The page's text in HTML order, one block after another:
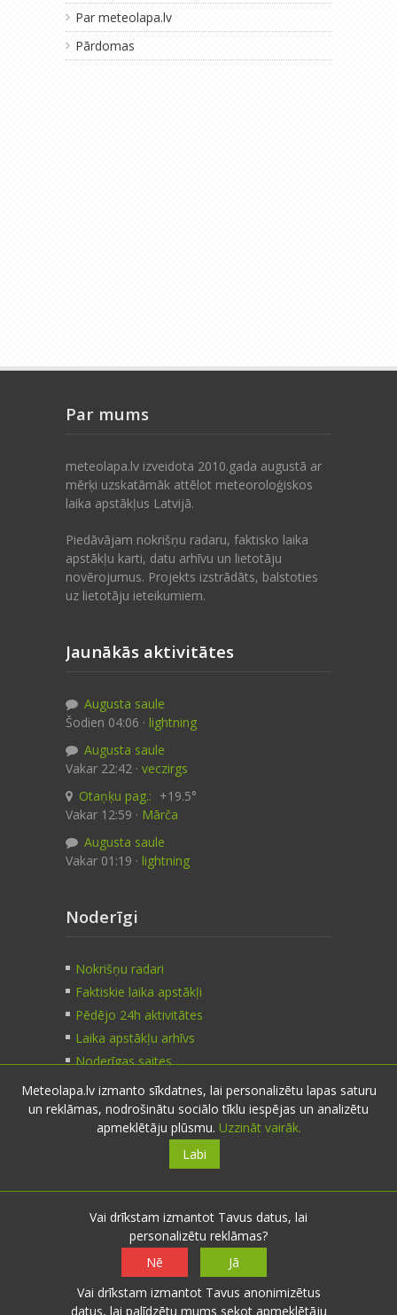
Par meteolapa.lv
Pārdomas
Par mums
meteolapa.lv izveidota 2010.gada augustā ar
mērķi uzskatāmāk attēlot meteoroloģiskos
laika apstākļus Latvijā.
Piedāvājam nokrišņu radaru, faktisko laika
apstākļu karti, datu arhīvu un lietotāju
novērojumus. Projekts izstrādāts, balstoties
uz lietotāju ieteikumiem.
Jaunākās aktivitātes
Augusta saule
Šodien 04:06 · lightning
Augusta saule
Vakar 22:42 · veczirgs
Otaņķu pag.: +19.5°
Vakar 12:59 · Mārča
Augusta saule
Vakar 01:19 · lightning
Noderīgi
Nokrišņu radari
Faktiskie laika apstākļi
Pēdējo 24h aktivitātes
Laika apstākļu arhīvs
Noderīgas saites
Kontakti
nosūti ziņu
Seko mums
Meteolapa.lv izmanto sīkdatnes, lai personalizētu lapas saturu
un reklāmas, nodrošinātu sociālo tīklu iespējas un analizētu
apmeklētāju plūsmu. Uzzināt vairāk.
Labi
Vai drīkstam izmantot Tavus datus, lai
personalizētu reklāmas?
Nē
Jā
Vai drīkstam izmantot Tavus anonimizētus
datus, lai palīdzētu mums sekot apmeklētāju